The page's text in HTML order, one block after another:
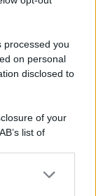
processed you
on personal
disclosed to
of your
list of
third parties